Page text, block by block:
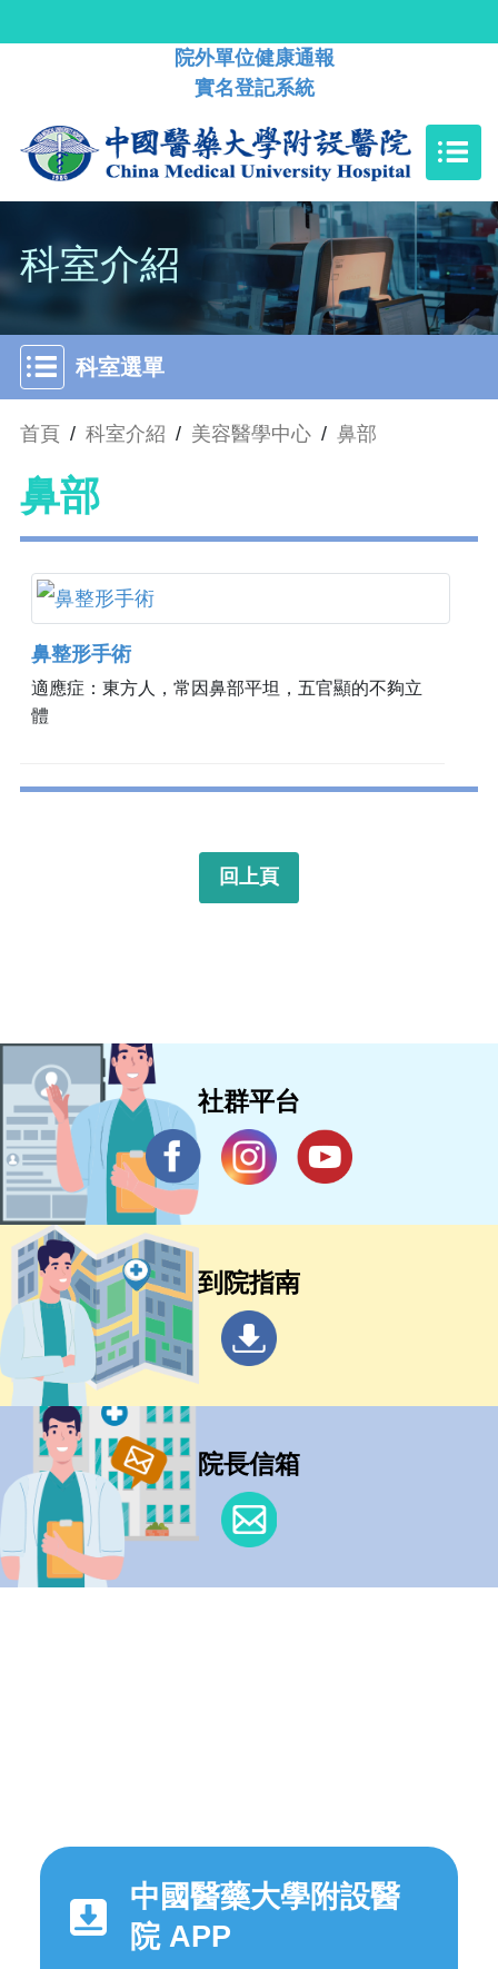
院外單位健康通報
實名登記系統
科室介紹
科室選單
首頁 / 科室介紹 / 美容醫學中心 / 鼻部
鼻部
鼻整形手術
適應症：東方人，常因鼻部平坦，五官顯的不夠立
體
回上頁
社群平台
到院指南
院長信箱
中國醫藥大學附設醫
院 APP